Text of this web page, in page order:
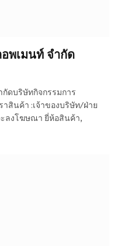
พเมนท์ จำกัด
กัดบริษัทกิจกรรมการ
สินค้า :เจ้าของบริษัท/ฝ่าย
ลงโฆษณา ยี่ห้อสินค้า,